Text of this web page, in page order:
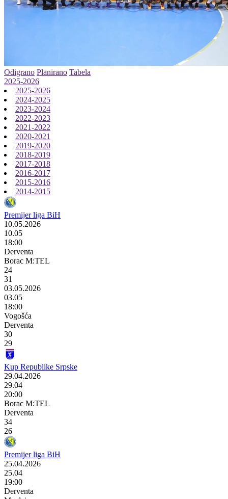
Odigrano Planirano Tabela
2025-2026
2025-2026
2024-2025
2023-2024
2022-2023
2021-2022
2020-2021
2019-2020
2018-2019
2017-2018
2016-2017
2015-2016
2014-2015
Premijer liga BiH
10.05.2026
10.05
18:00
Derventa
Borac M:TEL
24
31
03.05.2026
03.05
18:00
Vogošća
Derventa
30
29
Kup Republike Srpske
29.04.2026
29.04
20:00
Borac M:TEL
Derventa
34
26
Premijer liga BiH
25.04.2026
25.04
19:00
Derventa